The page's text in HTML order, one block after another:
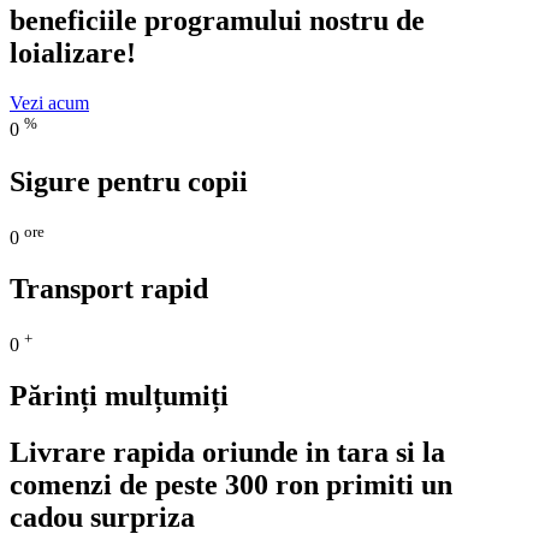
beneficiile programului nostru de
loializare!
Vezi acum
0 %
Sigure pentru copii
0 ore
Transport rapid
0 +
Părinți mulțumiți
Livrare rapida oriunde in tara si la
comenzi de peste 300 ron primiti un
cadou surpriza